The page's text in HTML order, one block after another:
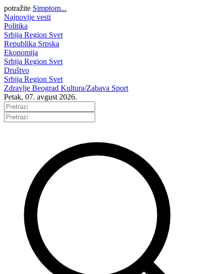
potražite Simptom...
Najnovije vesti
Politika
Srbija Region Svet
Republika Srpska
Ekonomija
Srbija Region Svet
Društvo
Srbija Region Svet
Zdravlje Beograd Kultura/Zabava Sport
Petak, 07. avgust 2026.